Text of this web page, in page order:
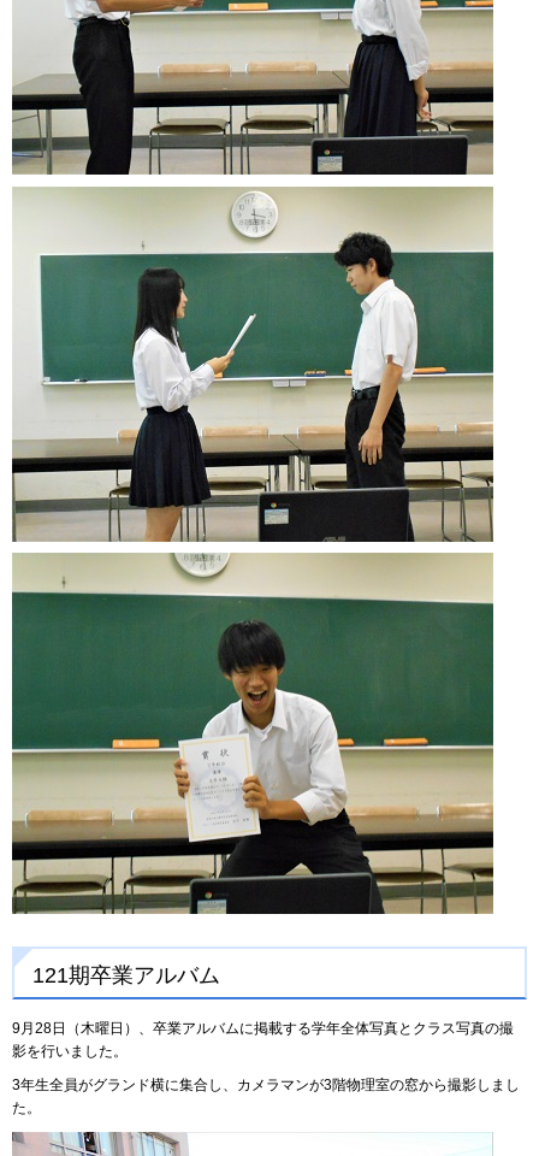
121期卒業アルバム
9月28日（木曜日）、卒業アルバムに掲載する学年全体写真とクラス写真の撮
影を行いました。
3年生全員がグランド横に集合し、カメラマンが3階物理室の窓から撮影しまし
た。